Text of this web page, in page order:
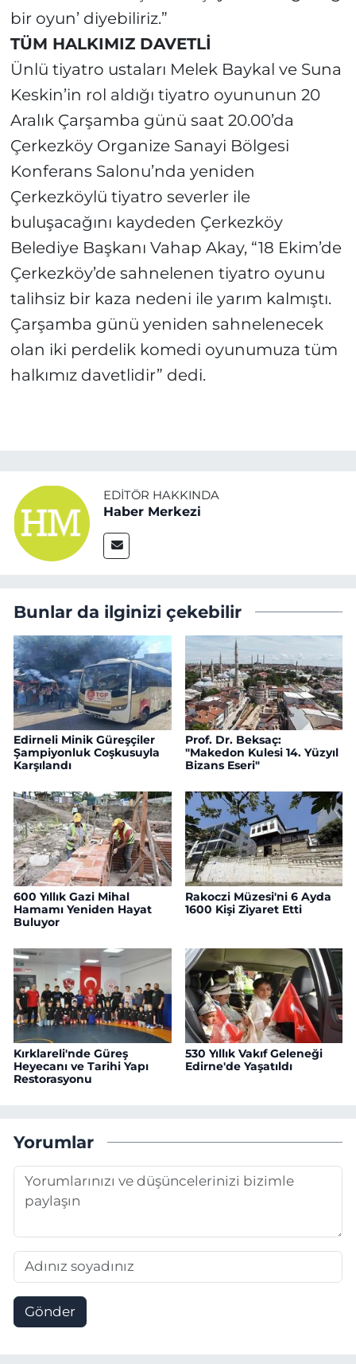
bir oyun’ diyebiliriz.”
TÜM HALKIMIZ DAVETLİ
Ünlü tiyatro ustaları Melek Baykal ve Suna
Keskin’in rol aldığı tiyatro oyununun 20
Aralık Çarşamba günü saat 20.00’da
Çerkezköy Organize Sanayi Bölgesi
Konferans Salonu’nda yeniden
Çerkezköylü tiyatro severler ile
buluşacağını kaydeden Çerkezköy
Belediye Başkanı Vahap Akay, “18 Ekim’de
Çerkezköy’de sahnelenen tiyatro oyunu
talihsiz bir kaza nedeni ile yarım kalmıştı.
Çarşamba günü yeniden sahnelenecek
olan iki perdelik komedi oyunumuza tüm
halkımız davetlidir” dedi.
EDITÖR HAKKINDA
Haber Merkezi
Bunlar da ilginizi çekebilir
Edirneli Minik Güreşçiler
Şampiyonluk Coşkusuyla
Karşılandı
Prof. Dr. Beksaç:
"Makedon Kulesi 14. Yüzyıl
Bizans Eseri"
600 Yıllık Gazi Mihal
Hamamı Yeniden Hayat
Buluyor
Rakoczi Müzesi'ni 6 Ayda
1600 Kişi Ziyaret Etti
Kırklareli'nde Güreş
Heyecanı ve Tarihi Yapı
Restorasyonu
530 Yıllık Vakıf Geleneği
Edirne'de Yaşatıldı
Yorumlar
Gönder